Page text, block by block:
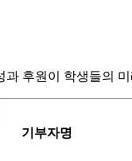
과 후원이 학생들의
기부자명